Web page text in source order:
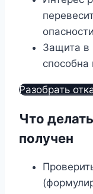
Защита в
способна
Разобрать
Что
получен